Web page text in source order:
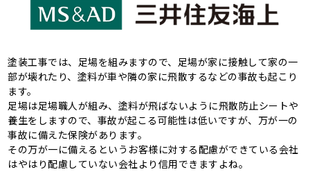
塗装工事では、足場を組みますので、足場が家に接触して家の一
部が壊れたり、塗料が車や隣の家に飛散するなどの事故も起こり
ます。
足場は足場職人が組み、塗料が飛ばないように飛散防止シートや
養生をしますので、事故が起こる可能性は低いですが、万が一の
事故に備えた保険があります。
その万が一に備えるというお客様に対する配慮ができている会社
はやはり配慮していない会社より信用できますよね。